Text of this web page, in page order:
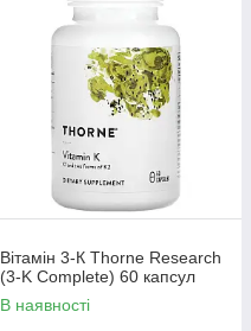
Вітамін 3-К Thorne Research
(3-K Complete) 60 капсул
В наявності